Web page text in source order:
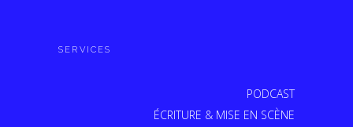
SERVICES
PODCAST
ÉCRITURE & MISE EN SCÈNE